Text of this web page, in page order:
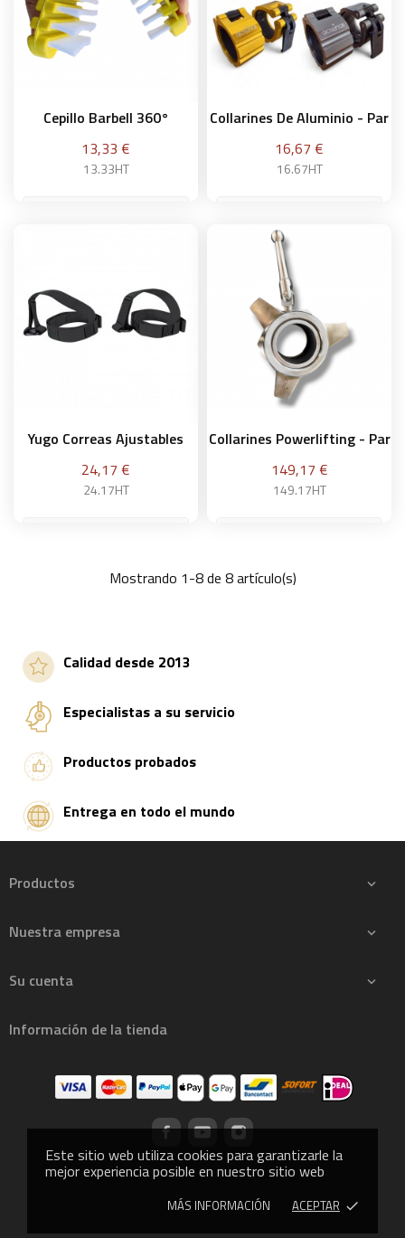
Este sitio web utiliza cookies para garantizarle la
mejor experiencia posible en nuestro sitio web
MÁS INFORMACIÓN ACEPTAR done
Añadir a la cesta
Cepillo Barbell 360°
Precio
13,33 €
13.33HT
Collarines De Aluminio - Par
Precio
16,67 €
16.67HT
Añadir a la cesta
Yugo Correas Ajustables
Precio
24,17 €
24.17HT
Añadir a la cesta
Collarines Powerlifting - Par
Precio
149,17 €
149.17HT
Añadir a la cesta
Mostrando 1-8 de 8 artículo(s)
Calidad desde 2013
Especialistas a su servicio
Productos probados
Entrega en todo el mundo
Productos 
Nuestra empresa 
Su cuenta 
Información de la tienda